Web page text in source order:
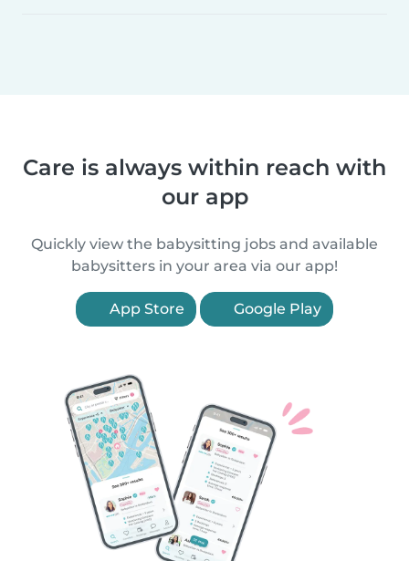
Care is always within reach with
our app
Quickly view the babysitting jobs and available
babysitters in your area via our app!
App Store Google Play